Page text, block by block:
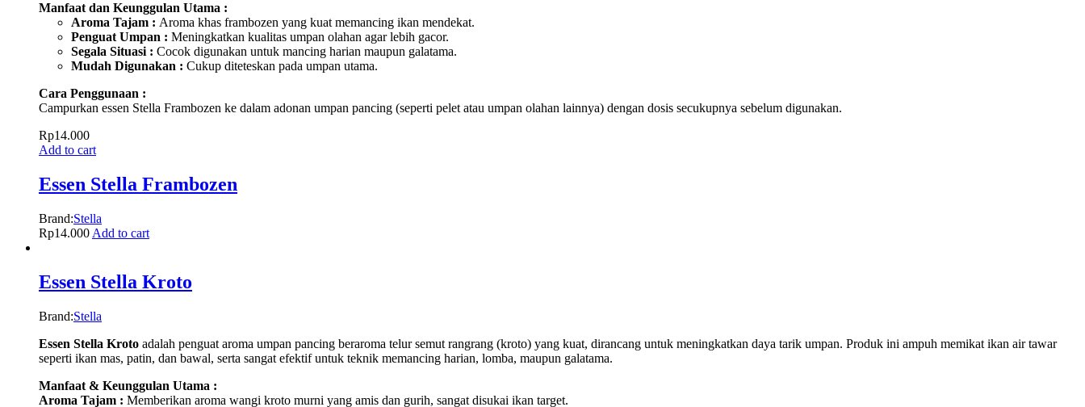
Manfaat dan Keunggulan Utama :
Aroma Tajam : Aroma khas frambozen yang kuat memancing ikan mendekat.
Penguat Umpan : Meningkatkan kualitas umpan olahan agar lebih gacor.
Segala Situasi : Cocok digunakan untuk mancing harian maupun galatama.
Mudah Digunakan : Cukup diteteskan pada umpan utama.
Cara Penggunaan :
Campurkan essen Stella Frambozen ke dalam adonan umpan pancing (seperti pelet atau umpan olahan lainnya) dengan dosis secukupnya sebelum digunakan.
Rp14.000
Add to cart
Essen Stella Frambozen
Brand:Stella
Rp14.000 Add to cart
Essen Stella Kroto
Brand:Stella
Essen Stella Kroto adalah penguat aroma umpan pancing beraroma telur semut rangrang (kroto) yang kuat, dirancang untuk meningkatkan daya tarik umpan. Produk ini ampuh memikat ikan air tawar
seperti ikan mas, patin, dan bawal, serta sangat efektif untuk teknik memancing harian, lomba, maupun galatama.
Manfaat & Keunggulan Utama :
Aroma Tajam : Memberikan aroma wangi kroto murni yang amis dan gurih, sangat disukai ikan target.